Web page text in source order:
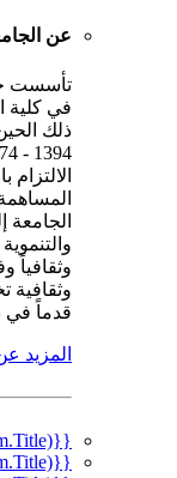
عن
تأسست
ذلك
الجامعة
وثقافياً
وثقافية
قدماً في
المزيد
{{mmc.getCurrentTranslation(item.Title)}}
{{mmc.getCurrentTranslation(item.Title)}}